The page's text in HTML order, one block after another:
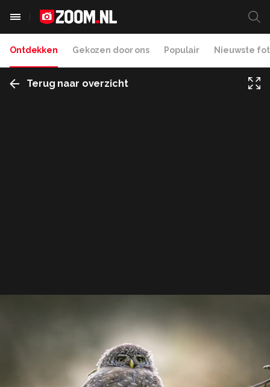
Ontdekken Gekozen door ons Populair Nieuwste
Terug naar overzicht